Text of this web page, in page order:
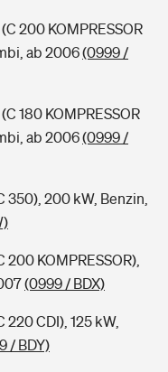
200 KOMPRESSOR
ab 2006(0999 /
180 KOMPRESSOR
ab 2006(0999 /
200 kW, Benzin,
KOMPRESSOR),
(0999 / BDX)
CDI), 125 kW,
/ BDY)